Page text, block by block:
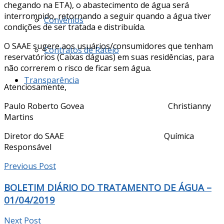
Convênios
Contratos de Rateio
Transparência
chegando na ETA), o abastecimento de água será
interrompido, retornando a seguir quando a água tiver
condições de ser tratada e distribuída.
O SAAE sugere aos usuários/consumidores que tenham
reservatórios (Caixas dáguas) em suas residências, para
não correrem o risco de ficar sem água.
Atenciosamente,
Paulo Roberto Govea Christianny
Martins
Diretor do SAAE Química
Responsável
Previous Post
BOLETIM DIÁRIO DO TRATAMENTO DE ÁGUA –
01/04/2019
Next Post